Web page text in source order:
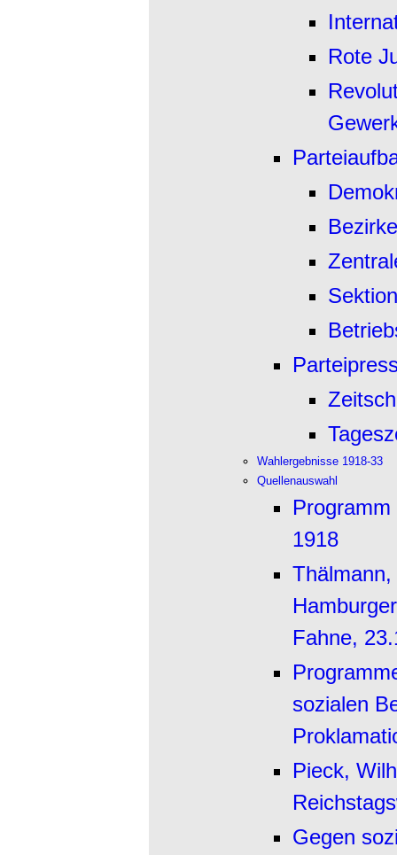
Rote
Bezirke
Wahlergebnisse 1918-33
Quellenauswahl
1918
Fahne,
sozialen
Pieck,
Gegen